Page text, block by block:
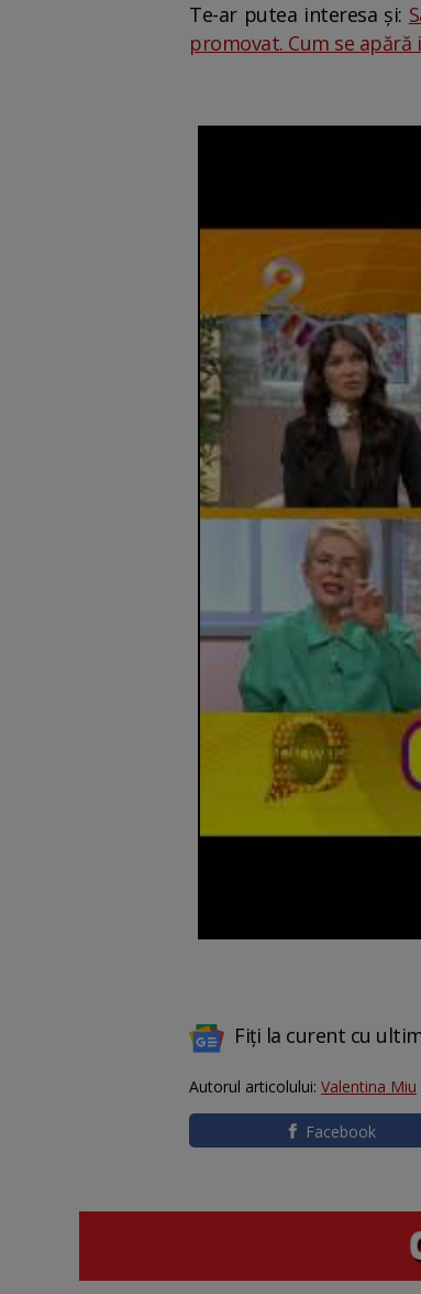
Te-ar putea interesa și:
promovat. Cum se apără
Fiți la curent cu
Autorul articolului: Valentina Miu
Facebook